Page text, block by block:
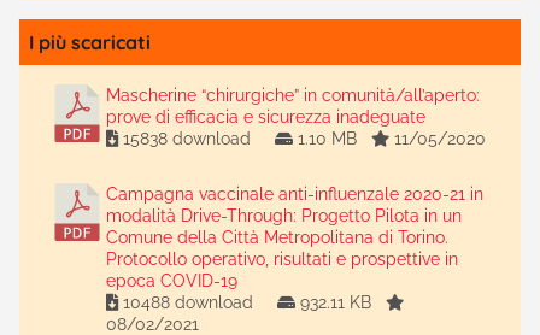
I più scaricati
Mascherine “chirurgiche” in comunità/all’aperto:
prove di efficacia e sicurezza inadeguate
15838 download
1.10 MB 11/05/2020
Campagna vaccinale anti-influenzale 2020-21 in
modalità Drive-Through: Progetto Pilota in un
Comune della Città Metropolitana di Torino.
Protocollo operativo, risultati e prospettive in
epoca COVID-19
10488 download
932.11 KB
08/02/2021